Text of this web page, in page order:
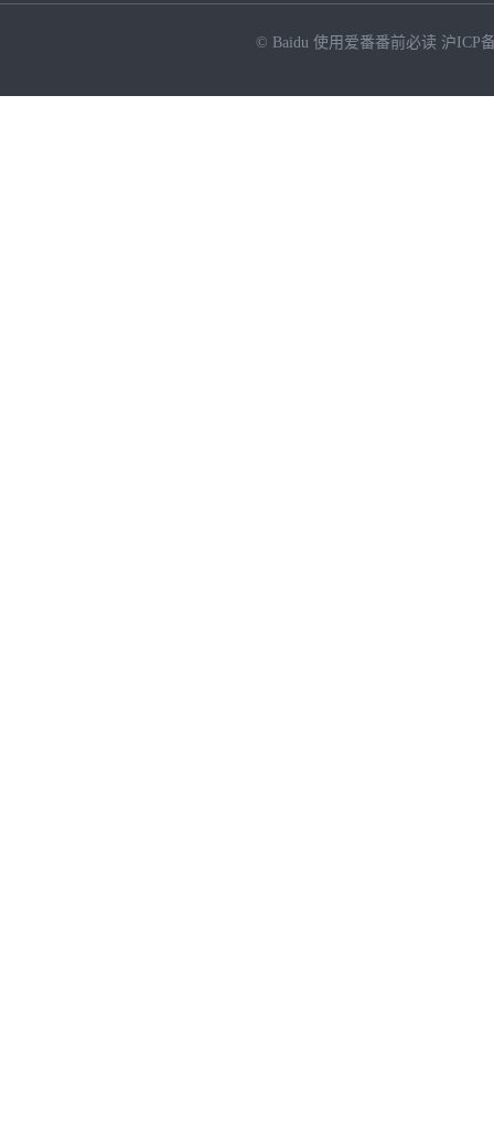
© Baidu 使用爱番番前必读 沪ICP